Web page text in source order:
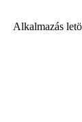
Alkalmazás